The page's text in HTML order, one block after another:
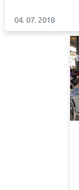
04. 07. 2018